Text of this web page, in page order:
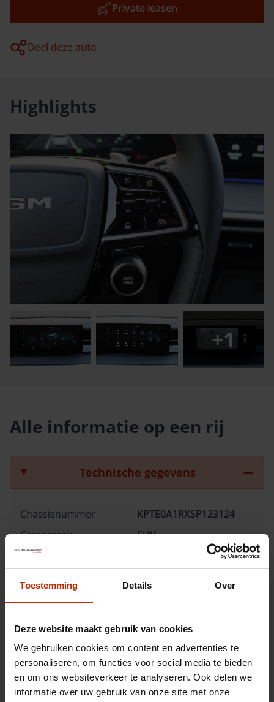
Toestemming Details Over
Deze website maakt gebruik van cookies
We gebruiken cookies om content en advertenties te
personaliseren, om functies voor social media te bieden
en om ons websiteverkeer te analyseren. Ook delen we
informatie over uw gebruik van onze site met onze
Private leasen
Deel deze auto
Highlights
+1
Alle informatie op een rij
Technische gegevens
Chassisnummer
KPTE0A1RXSP123124
Carrosserie
SUV
Merk
Platinum
Transmissie
Automaat
Brandstof
Hybride (benzine)
Afgifte datum deel 1
24-01-2026
Gewicht
1670 kg